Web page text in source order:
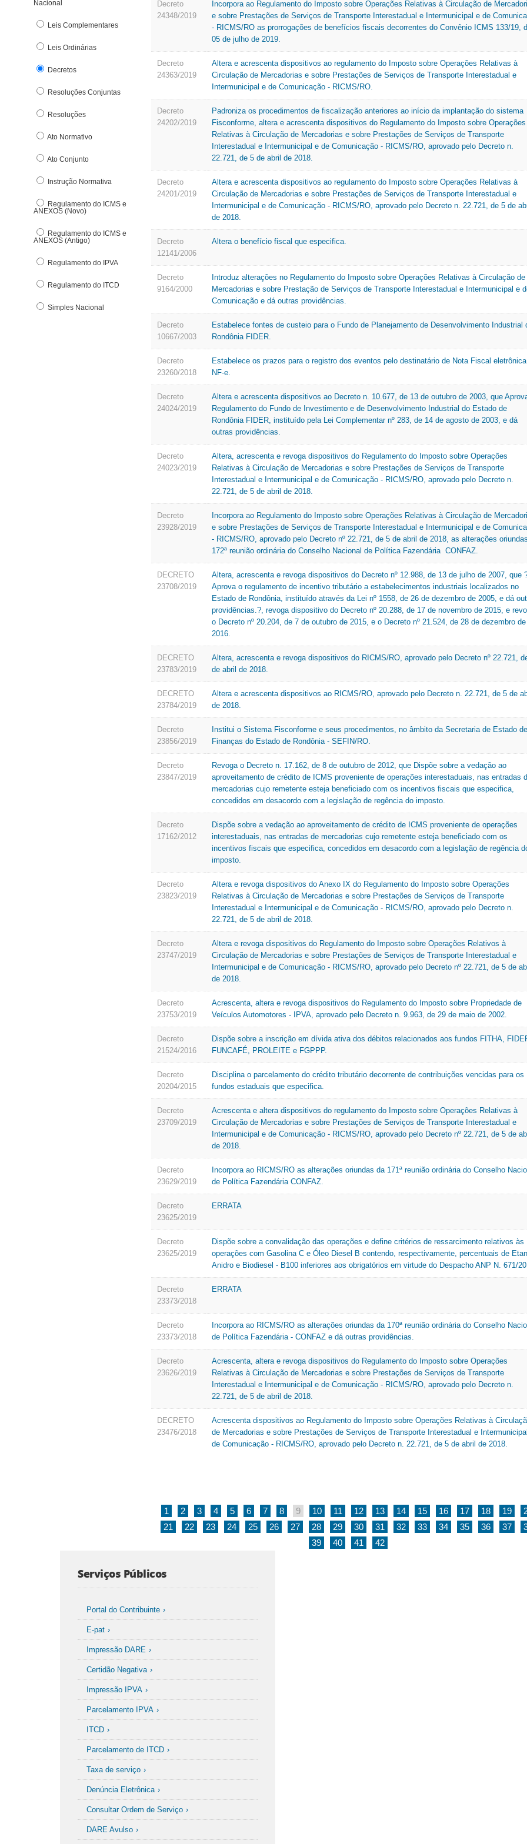
Denúncia Eletrônica
E
Estrutura Básica
F
Fundo de Participação dos Municípos
G
Nota Legal
O
Organograma
Outros
U
V
Nacional
Leis Complementares
Leis Ordinárias
Decretos
Resoluções Conjuntas
Resoluções
Ato Normativo
Ato Conjunto
Instrução Normativa
Regulamento do ICMS e
ANEXOS (Novo)
Regulamento do ICMS e
ANEXOS (Antigo)
Regulamento do IPVA
Regulamento do ITCD
Simples Nacional
Decreto
24348/2019
Incorpora ao Regulamento do Imposto sobre Operações Relativas à Circulação de
e sobre Prestações de Serviços de Transporte Interestadual e Intermunicipal e de
- RICMS/RO as prorrogações de benefícios fiscais decorrentes do Convênio ICMS 133/19,
05 de julho de 2019.
Decreto
24363/2019
Altera e acrescenta dispositivos ao regulamento do Imposto sobre Operações Relativas à
Circulação de Mercadorias e sobre Prestações de Serviços de Transporte Interestadual e
Intermunicipal e de Comunicação - RICMS/RO.
Decreto
24202/2019
Padroniza os procedimentos de fiscalização anteriores ao início da implantação do sistema
Fisconforme, altera e acrescenta dispositivos do Regulamento do Imposto sobre Operações
Relativas à Circulação de Mercadorias e sobre Prestações de Serviços de Transporte
Interestadual e Intermunicipal e de Comunicação - RICMS/RO, aprovado pelo Decreto n.
22.721, de 5 de abril de 2018.
Decreto
24201/2019
Altera e acrescenta dispositivos ao regulamento do Imposto sobre Operações Relativas à
Circulação de Mercadorias e sobre Prestações de Serviços de Transporte Interestadual e
Intermunicipal e de Comunicação - RICMS/RO, aprovado pelo Decreto n. 22.721, de 5 de
de 2018.
Decreto
12141/2006
Altera o benefício fiscal que especifica.
Decreto
9164/2000
Introduz alterações no Regulamento do Imposto sobre Operações Relativas à Circulação de
Mercadorias e sobre Prestação de Serviços de Transporte Interestadual e Intermunicipal e
Comunicação e dá outras providências.
Decreto
10667/2003
Estabelece fontes de custeio para o Fundo de Planejamento de Desenvolvimento Industrial
Rondônia FIDER.
Decreto
23260/2018
Estabelece os prazos para o registro dos eventos pelo destinatário de Nota Fiscal
NF-e.
Decreto
24024/2019
Altera e acrescenta dispositivos ao Decreto n. 10.677, de 13 de outubro de 2003, que
Regulamento do Fundo de Investimento e de Desenvolvimento Industrial do Estado de
Rondônia FIDER, instituído pela Lei Complementar nº 283, de 14 de agosto de 2003, e dá
outras providências.
Decreto
24023/2019
Altera, acrescenta e revoga dispositivos do Regulamento do Imposto sobre Operações
Relativas à Circulação de Mercadorias e sobre Prestações de Serviços de Transporte
Interestadual e Intermunicipal e de Comunicação - RICMS/RO, aprovado pelo Decreto n.
22.721, de 5 de abril de 2018.
Decreto
23928/2019
Incorpora ao Regulamento do Imposto sobre Operações Relativas à Circulação de
e sobre Prestações de Serviços de Transporte Interestadual e Intermunicipal e de
- RICMS/RO, aprovado pelo Decreto nº 22.721, de 5 de abril de 2018, as alterações
172ª reunião ordinária do Conselho Nacional de Política Fazendária  CONFAZ.
DECRETO
23708/2019
Altera, acrescenta e revoga dispositivos do Decreto nº 12.988, de 13 de julho de 2007, que
Aprova o regulamento de incentivo tributário a estabelecimentos industriais localizados no
Estado de Rondônia, instituído através da Lei nº 1558, de 26 de dezembro de 2005, e dá
providências.?, revoga dispositivo do Decreto nº 20.288, de 17 de novembro de 2015, e
o Decreto nº 20.204, de 7 de outubro de 2015, e o Decreto nº 21.524, de 28 de dezembro de
2016.
DECRETO
23783/2019
Altera, acrescenta e revoga dispositivos do RICMS/RO, aprovado pelo Decreto nº 22.721,
de abril de 2018.
DECRETO
23784/2019
Altera e acrescenta dispositivos ao RICMS/RO, aprovado pelo Decreto n. 22.721, de 5 de
de 2018.
Decreto
23856/2019
Institui o Sistema Fisconforme e seus procedimentos, no âmbito da Secretaria de Estado de
Finanças do Estado de Rondônia - SEFIN/RO.
Decreto
23847/2019
Revoga o Decreto n. 17.162, de 8 de outubro de 2012, que Dispõe sobre a vedação ao
aproveitamento de crédito de ICMS proveniente de operações interestaduais, nas entradas
mercadorias cujo remetente esteja beneficiado com os incentivos fiscais que especifica,
concedidos em desacordo com a legislação de regência do imposto.
Decreto
17162/2012
Dispõe sobre a vedação ao aproveitamento de crédito de ICMS proveniente de operações
interestaduais, nas entradas de mercadorias cujo remetente esteja beneficiado com os
incentivos fiscais que especifica, concedidos em desacordo com a legislação de regência
imposto.
Decreto
23823/2019
Altera e revoga dispositivos do Anexo IX do Regulamento do Imposto sobre Operações
Relativas à Circulação de Mercadorias e sobre Prestações de Serviços de Transporte
Interestadual e Intermunicipal e de Comunicação - RICMS/RO, aprovado pelo Decreto n.
22.721, de 5 de abril de 2018.
Decreto
23747/2019
Altera e revoga dispositivos do Regulamento do Imposto sobre Operações Relativos à
Circulação de Mercadorias e sobre Prestações de Serviços de Transporte Interestadual e
Intermunicipal e de Comunicação - RICMS/RO, aprovado pelo Decreto nº 22.721, de 5 de
de 2018.
Decreto
23753/2019
Acrescenta, altera e revoga dispositivos do Regulamento do Imposto sobre Propriedade de
Veículos Automotores - IPVA, aprovado pelo Decreto n. 9.963, de 29 de maio de 2002.
Decreto
21524/2016
Dispõe sobre a inscrição em dívida ativa dos débitos relacionados aos fundos FITHA,
FUNCAFÉ, PROLEITE e FGPPP.
Decreto
20204/2015
Disciplina o parcelamento do crédito tributário decorrente de contribuições vencidas para os
fundos estaduais que especifica.
Decreto
23709/2019
Acrescenta e altera dispositivos do regulamento do Imposto sobre Operações Relativas à
Circulação de Mercadorias e sobre Prestações de Serviços de Transporte Interestadual e
Intermunicipal e de Comunicação - RICMS/RO, aprovado pelo Decreto nº 22.721, de 5 de
de 2018.
Decreto
23629/2019
Incorpora ao RICMS/RO as alterações oriundas da 171ª reunião ordinária do Conselho
de Política Fazendária CONFAZ.
Decreto
23625/2019
ERRATA
Decreto
23625/2019
Dispõe sobre a convalidação das operações e define critérios de ressarcimento relativos às
operações com Gasolina C e Óleo Diesel B contendo, respectivamente, percentuais de
Anidro e Biodiesel - B100 inferiores aos obrigatórios em virtude do Despacho ANP N. 671/
Decreto
23373/2018
ERRATA
Decreto
23373/2018
Incorpora ao RICMS/RO as alterações oriundas da 170ª reunião ordinária do Conselho
de Política Fazendária - CONFAZ e dá outras providências.
Decreto
23626/2019
Acrescenta, altera e revoga dispositivos do Regulamento do Imposto sobre Operações
Relativas à Circulação de Mercadorias e sobre Prestações de Serviços de Transporte
Interestadual e Intermunicipal e de Comunicação - RICMS/RO, aprovado pelo Decreto n.
22.721, de 5 de abril de 2018.
DECRETO
23476/2018
Acrescenta dispositivos ao Regulamento do Imposto sobre Operações Relativas à
de Mercadorias e sobre Prestações de Serviços de Transporte Interestadual e
de Comunicação - RICMS/RO, aprovado pelo Decreto n. 22.721, de 5 de abril de 2018.
1 2 3 4 5 6 7 8 9 10 11 12 13 14 15 16 17 18 19
21
22 23 24 25 26 27 28 29 30 31 32 33 34 35 36 37
39
40 41 42
Serviços Públicos
Portal do Contribuinte
E-pat
Impressão DARE
Certidão Negativa
Impressão IPVA
Parcelamento IPVA
ITCD
Parcelamento de ITCD
Taxa de serviço
Denúncia Eletrônica
Consultar Ordem de Serviço
DARE Avulso